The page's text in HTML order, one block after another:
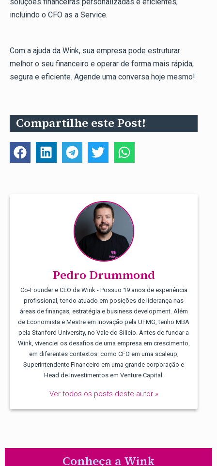
incluindo o CFO as a Service.
Com a ajuda da Wink, sua empresa pode estruturar
melhor o seu financeiro e operar de forma mais rápida,
segura e eficiente. Agende uma conversa hoje mesmo!
Compartilhe este Post!
Pedro Drummond
Co-Founder e CEO da Wink - Possuo 19 anos de experiência
profissional, tendo atuado em posições de liderança nas
áreas de finanças, estratégia e business development. Além
de Economista e Mestre em Inovação pela UFMG, tenho MBA
pela Stanford University, no Vale do Silício. Antes de fundar a
Wink, vivenciei os desafios de uma empresa em crescimento,
em diferentes contextos: como CFO em uma scaleup,
Superintendente Financeiro em uma grande corporação e
Head de Investimentos em Venture Capital.
Ver todos os posts deste autor »
Conheça a Wink